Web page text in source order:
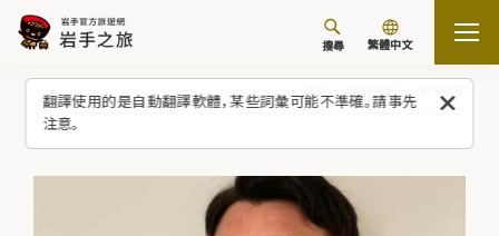
翻譯使用的是自動翻譯軟體，某些詞彙可能不準確。請事先
注意。
搜尋 繁體中文